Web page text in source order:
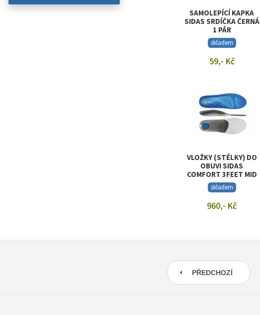
SAMOLEPÍCÍ KAPKA
SIDAS SRDÍČKA ČERNÁ
1 PÁR
skladem
59,- Kč
VLOŽKY (STÉLKY) DO
OBUVI SIDAS
COMFORT 3FEET MID
skladem
960,- Kč
PŘEDCHOZÍ